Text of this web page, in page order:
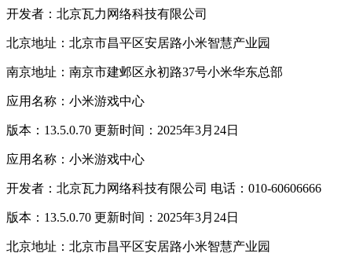
开发者：北京瓦力网络科技有限公司
北京地址：北京市昌平区安居路小米智慧产业园
南京地址：南京市建邺区永初路37号小米华东总部
应用名称：小米游戏中心
版本：13.5.0.70 更新时间：2025年3月24日
应用名称：小米游戏中心
开发者：北京瓦力网络科技有限公司 电话：010-60606666
版本：13.5.0.70 更新时间：2025年3月24日
北京地址：北京市昌平区安居路小米智慧产业园